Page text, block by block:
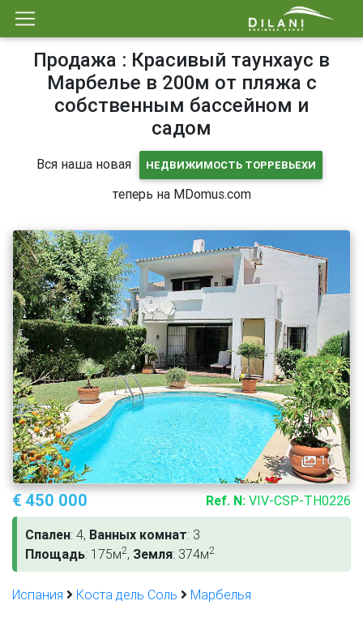
Продажа : Красивый таунхаус в
Марбелье в 200м от пляжа с
собственным бассейном и
садом
Вся наша новая НЕДВИЖИМОСТЬ ТОРРЕВЬЕХИ
теперь на MDomus.com
16
€ 450 000 Ref. N: VIV-CSP-TH0226
Спален: 4, Ванных комнат: 3
Площадь: 175м2, Земля: 374м2
Испания Коста дель Соль
Марбелья